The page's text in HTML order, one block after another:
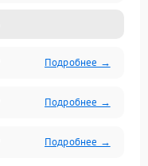
Подробнее →
Подробнее →
Подробнее →